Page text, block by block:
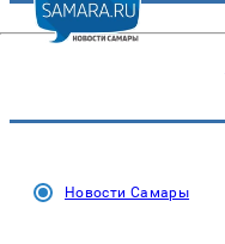
Новости Самары